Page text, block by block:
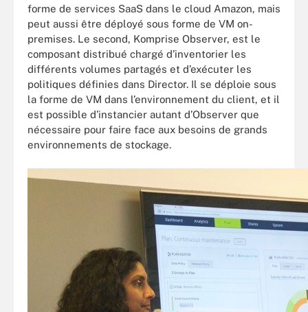
forme de services SaaS dans le cloud Amazon, mais
peut aussi être déployé sous forme de VM on-
premises. Le second, Komprise Observer, est le
composant distribué chargé d’inventorier les
différents volumes partagés et d’exécuter les
politiques définies dans Director. Il se déploie sous
la forme de VM dans l’environnement du client, et il
est possible d’instancier autant d’Observer que
nécessaire pour faire face aux besoins de grands
environnements de stockage.